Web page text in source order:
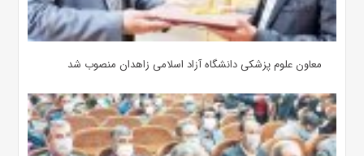
معاون علوم‌ پزشکی دانشگاه آزاد اسلامی زاهدان منصوب شد